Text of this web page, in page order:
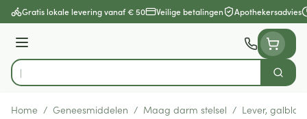
Ga naar de inhoud
Gratis lokale levering vanaf € 50 Veilige betalingen Apothekersadvies
Menu
Product, merk, categorie...
Zoek
Home / Geneesmiddelen / Maag darm stelsel / Lever,